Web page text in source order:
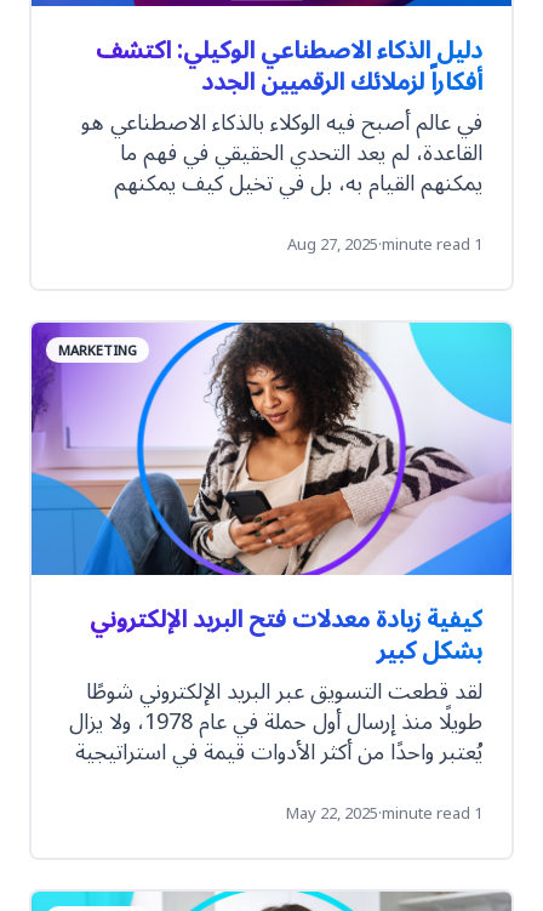
دليل الذكاء الاصطناعي الوكيلي: اكتشف
أفكاراً لزملائك الرقميين الجدد
في عالم أصبح فيه الوكلاء بالذكاء الاصطناعي هو
القاعدة، لم يعد التحدي الحقيقي في فهم ما
يمكنهم القيام به، بل في تخيل كيف يمكنهم
العمل من أجلك. فهؤلاء الوكلاء ليسوا مجرد أدوات
أتمتة، بل زملاء رقميون قابلون للتخصيص،
من الصعب أحياناً معرفة من أين تبدأ. حان الوقت
لإشعال إبداعك. بدءاً من تبسيط العمليات
المتخصصة وصولاً إلى إنجاز مهام لم تكن تتخيل
أنها قابلة للأتمتة، يمكن لوكلاء الذكاء الاصطناعي
أن يندمجوا بسلاسة في فريقك. إليك بعض الأفكار
الجديدة لإلهام زميلك الرقمي القادم.
1 minute read
·
Aug 27, 2025
MARKETING
كيفية زيادة معدلات فتح البريد الإلكتروني
بشكل كبير
لقد قطعت التسويق عبر البريد الإلكتروني شوطًا
طويلًا منذ إرسال أول حملة في عام 1978، ولا يزال
يُعتبر واحدًا من أكثر الأدوات قيمة في استراتيجية
العمل للمسوقين العصريين. ومع ذلك، يتم أحيانًا
تجاهل التسويق عبر البريد الإلكتروني ووصفه بأنه1 minute read
·
May 22, 2025